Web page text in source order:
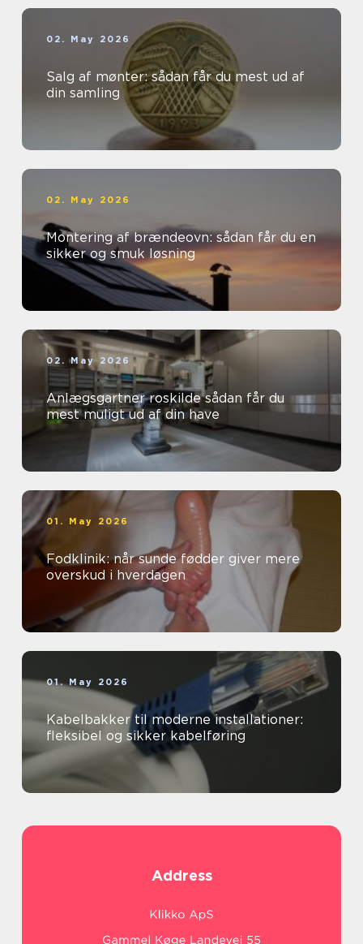
02. May 2026
Salg af mønter: sådan får du mest ud af
din samling
02. May 2026
Montering af brændeovn: sådan får du en
sikker og smuk løsning
02. May 2026
Anlægsgartner roskilde sådan får du
mest muligt ud af din have
01. May 2026
Fodklinik: når sunde fødder giver mere
overskud i hverdagen
01. May 2026
Kabelbakker til moderne installationer:
fleksibel og sikker kabelføring
Address